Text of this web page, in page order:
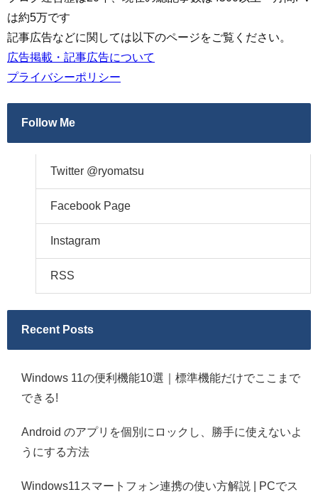
は約5万です
記事広告などに関しては以下のページをご覧ください。
広告掲載・記事広告について
プライバシーポリシー
Follow Me
Twitter @ryomatsu
Facebook Page
Instagram
RSS
Recent Posts
Windows 11の便利機能10選｜標準機能だけでここまで
できる!
Android のアプリを個別にロックし、勝手に使えないよ
うにする方法
Windows11スマートフォン連携の使い方解説 | PCでス